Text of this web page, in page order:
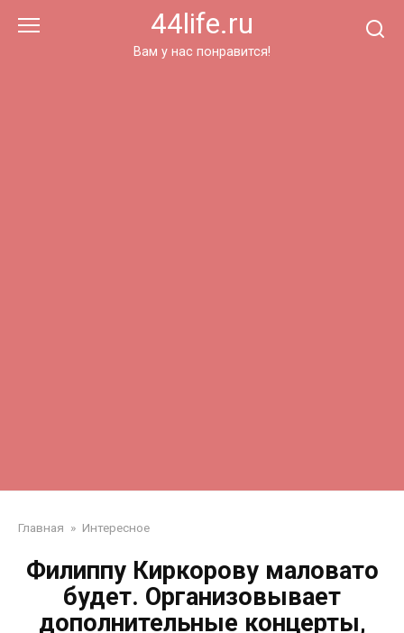
44life.ru
Вам у нас понравится!
Главная » Интересное
Филиппу Киркорову маловато
будет. Организовывает
дополнительные концерты,